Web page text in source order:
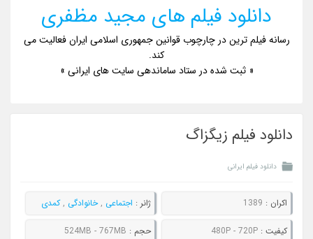
دانلود فیلم های مجید مظفری
رسانه فیلم ترین در چارچوب قوانین جمهوری اسلامی ایران فعالیت می
کند.
« ثبت شده در ستاد ساماندهی سایت های ایرانی »
دانلود فیلم زیگزاگ
دانلود فیلم ایرانی
اکران : 1389 ژانر : اجتماعی ,خانوادگی ,کمدی
کیفیت :480P - 720P حجم : 524MB - 767MB